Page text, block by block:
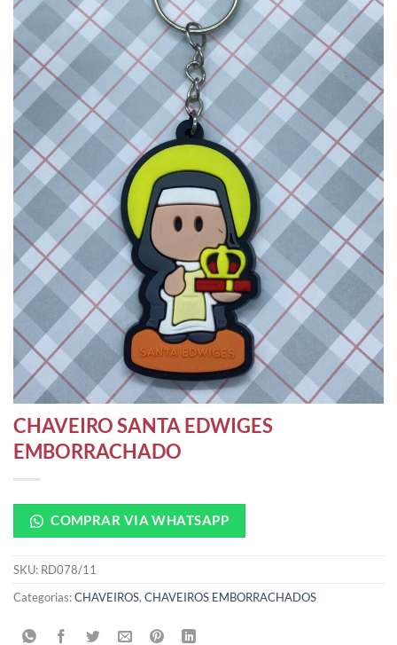
CHAVEIRO SANTA EDWIGES
EMBORRACHADO
COMPRAR VIA WHATSAPP
SKU: RD078/11
Categorias:CHAVEIROS, CHAVEIROS EMBORRACHADOS